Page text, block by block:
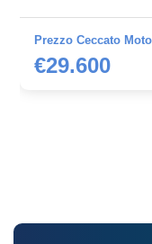
Prezzo Ceccato
€29.600